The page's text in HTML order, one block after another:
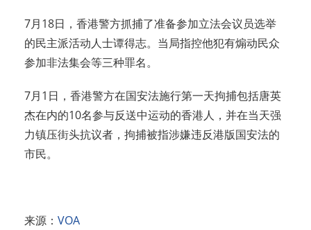
7月18日，香港警方抓捕了准备参加立法会议员选举
的民主派活动人士谭得志。当局指控他犯有煽动民众
参加非法集会等三种罪名。
7月1日，香港警方在国安法施行第一天拘捕包括唐英
杰在内的10名参与反送中运动的香港人，并在当天强
力镇压街头抗议者，拘捕被指涉嫌违反港版国安法的
市民。
来源： VOA